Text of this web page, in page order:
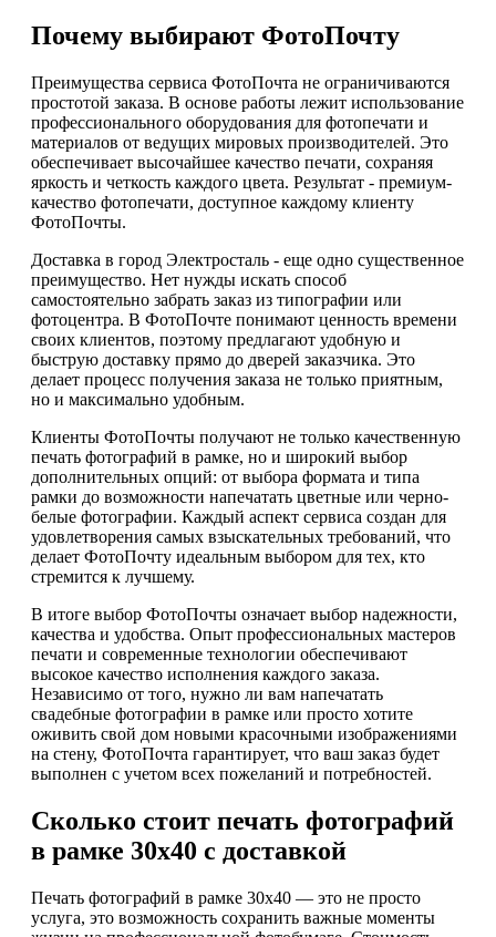
Почему выбирают ФотоПочту
Преимущества сервиса ФотоПочта не ограничиваются
простотой заказа. В основе работы лежит использование
профессионального оборудования для фотопечати и
материалов от ведущих мировых производителей. Это
обеспечивает высочайшее качество печати, сохраняя
яркость и четкость каждого цвета. Результат - премиум-
качество фотопечати, доступное каждому клиенту
ФотоПочты.
Доставка в город Электросталь - еще одно существенное
преимущество. Нет нужды искать способ
самостоятельно забрать заказ из типографии или
фотоцентра. В ФотоПочте понимают ценность времени
своих клиентов, поэтому предлагают удобную и
быструю доставку прямо до дверей заказчика. Это
делает процесс получения заказа не только приятным,
но и максимально удобным.
Клиенты ФотоПочты получают не только качественную
печать фотографий в рамке, но и широкий выбор
дополнительных опций: от выбора формата и типа
рамки до возможности напечатать цветные или черно-
белые фотографии. Каждый аспект сервиса создан для
удовлетворения самых взыскательных требований, что
делает ФотоПочту идеальным выбором для тех, кто
стремится к лучшему.
В итоге выбор ФотоПочты означает выбор надежности,
качества и удобства. Опыт профессиональных мастеров
печати и современные технологии обеспечивают
высокое качество исполнения каждого заказа.
Независимо от того, нужно ли вам напечатать
свадебные фотографии в рамке или просто хотите
оживить свой дом новыми красочными изображениями
на стену, ФотоПочта гарантирует, что ваш заказ будет
выполнен с учетом всех пожеланий и потребностей.
Сколько стоит печать фотографий
в рамке 30х40 с доставкой
Печать фотографий в рамке 30х40 — это не просто
услуга, это возможность сохранить важные моменты